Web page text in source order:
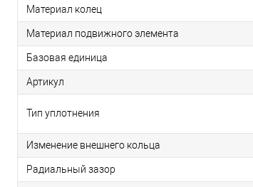
Материал колец
Материал подвижного элемента
Базовая единица
Артикул
Тип уплотнения
Изменение внешнего кольца
Радиальный зазор